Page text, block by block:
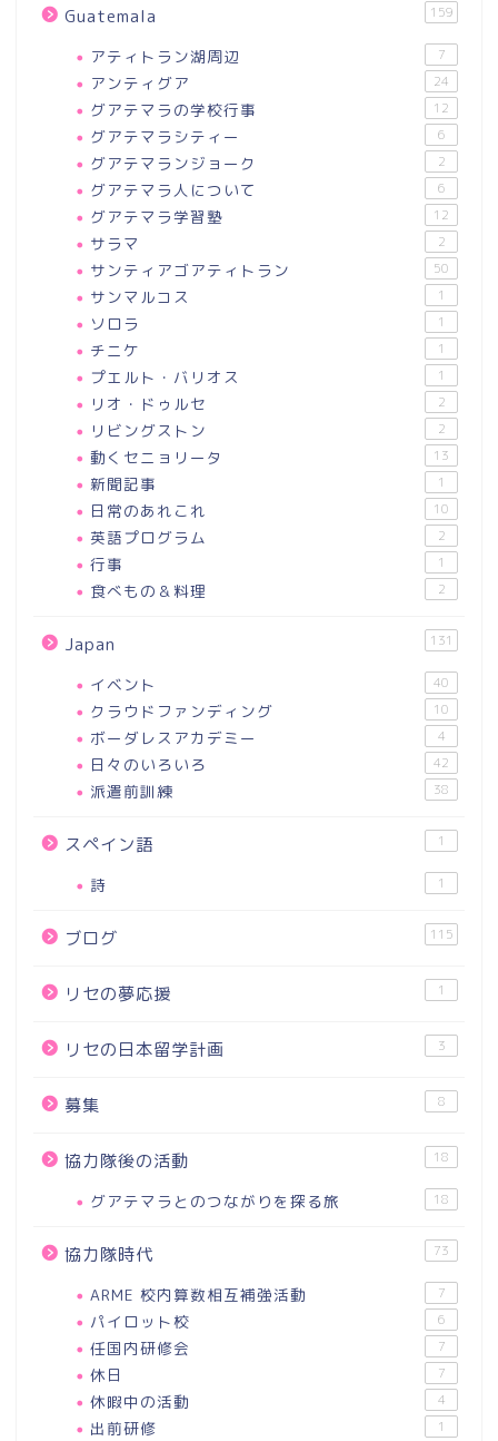
Guatemala 159
アティトラン湖周辺 7
アンティグア 24
グアテマラの学校行事 12
グアテマラシティー 6
グアテマランジョーク 2
グアテマラ人について 6
グアテマラ学習塾 12
サラマ 2
サンティアゴアティトラン 50
サンマルコス 1
ソロラ 1
チニケ 1
プエルト・バリオス 1
リオ・ドゥルセ 2
リビングストン 2
動くセニョリータ 13
新聞記事 1
日常のあれこれ 10
英語プログラム 2
行事 1
食べもの＆料理 2
Japan 131
イベント 40
クラウドファンディング 10
ボーダレスアカデミー 4
日々のいろいろ 42
派遣前訓練 38
スペイン語 1
詩 1
ブログ 115
リセの夢応援 1
リセの日本留学計画 3
募集 8
協力隊後の活動 18
グアテマラとのつながりを探る旅 18
協力隊時代 73
ARME 校内算数相互補強活動 7
パイロット校 6
任国内研修会 7
休日 7
休暇中の活動 4
出前研修 1